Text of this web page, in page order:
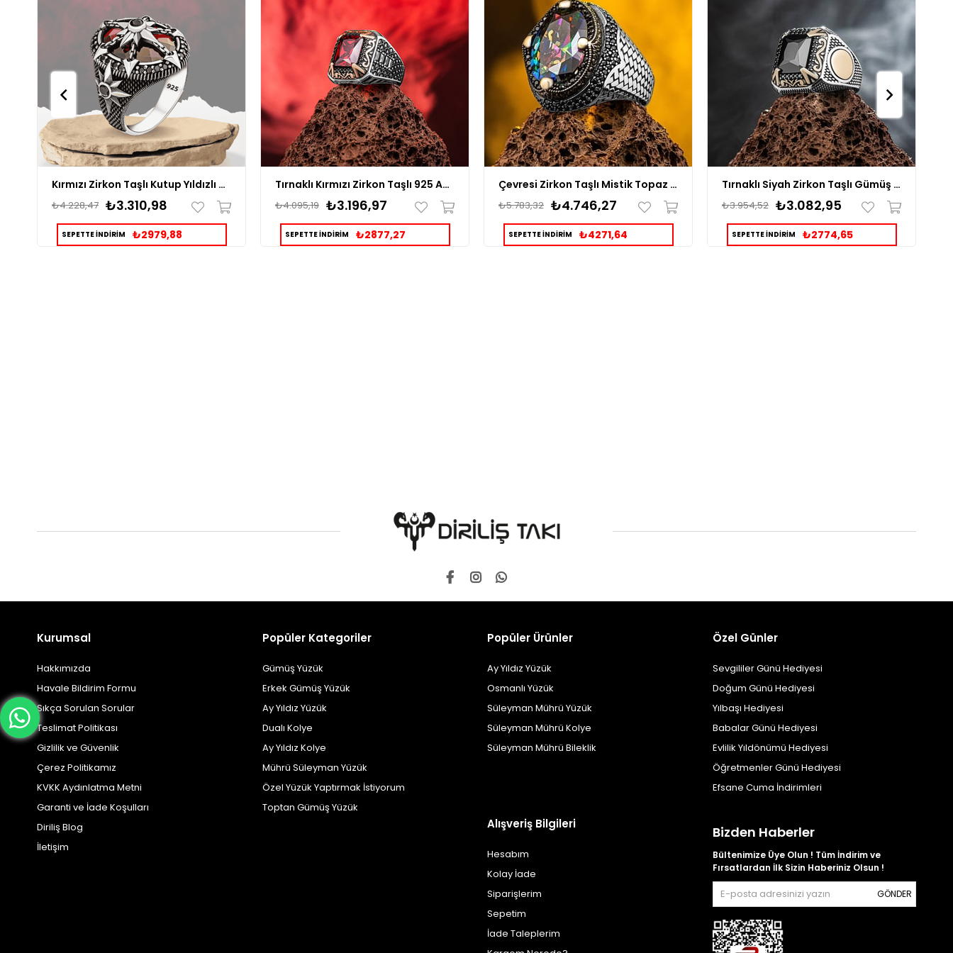
Kırmızı Zirkon Taşlı Kutup Yıldızlı Gümüş Yüzük
₺3.310,98
₺4.228,47
SEPETTE İNDİRİM ₺2979,88
Tırnaklı Kırmızı Zirkon Taşlı 925 Ayar Erkek Gümüş Yüzük
₺3.196,97
₺4.095,19
SEPETTE İNDİRİM ₺2877,27
Çevresi Zirkon Taşlı Mistik Topaz Gümüş Yüzük
₺4.746,27
₺5.783,32
SEPETTE İNDİRİM ₺4271,64
Tırnaklı Siyah Zirkon Taşlı Gümüş Yüzük
₺3.082,95
₺3.954,52
SEPETTE İNDİRİM ₺2774,65
Kurumsal
Hakkımızda
Havale Bildirim Formu
Sıkça Sorulan Sorular
Teslimat Politikası
Gizlilik ve Güvenlik
Çerez Politikamız
KVKK Aydınlatma Metni
Garanti ve İade Koşulları
Diriliş Blog
İletişim
Popüler Kategoriler
Gümüş Yüzük
Erkek Gümüş Yüzük
Ay Yıldız Yüzük
Dualı Kolye
Ay Yıldız Kolye
Mührü Süleyman Yüzük
Özel Yüzük Yaptırmak İstiyorum
Toptan Gümüş Yüzük
Popüler Ürünler
Ay Yıldız Yüzük
Osmanlı Yüzük
Süleyman Mührü Yüzük
Süleyman Mührü Kolye
Süleyman Mührü Bileklik
Özel Günler
Sevgililer Günü Hediyesi
Doğum Günü Hediyesi
Yılbaşı Hediyesi
Babalar Günü Hediyesi
Evlilik Yıldönümü Hediyesi
Öğretmenler Günü Hediyesi
Efsane Cuma İndirimleri
Alışveriş Bilgileri
Hesabım
Kolay İade
Siparişlerim
Sepetim
İade Taleplerim
Bizden Haberler
Bültenimize Üye Olun ! Tüm İndirim ve
Fırsatlardan İlk Sizin Haberiniz Olsun !
GÖNDER